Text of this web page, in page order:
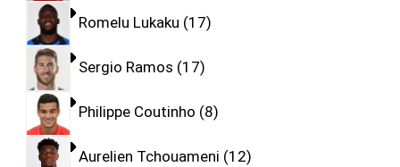
Romelu Lukaku 17
Sergio Ramos 17
Philippe Coutinho 8
Aurelien Tchouameni 12